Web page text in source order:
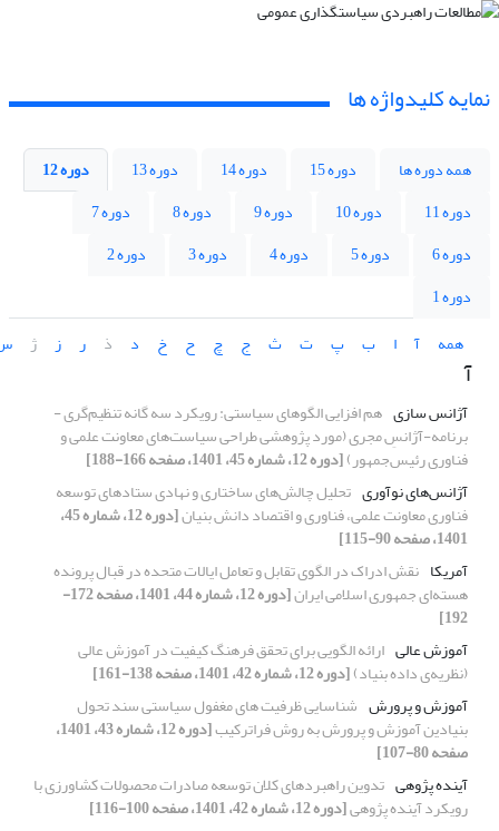
نمایه کلیدواژه ها
همه دوره ها دوره 15 دوره 14 دوره 13
دوره 12
دوره 11
دوره 10 دوره 9 دوره 8
دوره 7
دوره 6
دوره 5 دوره 4 دوره 3
دوره 2
دوره 1
همه
آ ا ب پ ت ث ج چ ح خ د ذ ر ز ژ
آ
آژانس سازی هم افزایی الگوهای سیاستی: رویکرد سه گانه تنظیم‌گری -
برنامه-آژانسِ مجری (مورد پژوهشی طراحی سیاست‌های معاونت علمی و
فناوری رئیس‌جمهور)[دوره 12، شماره 45، 1401، صفحه 166-188]
آژانس‌های نوآوری تحلیل چالش‌های ساختاری و نهادی ستادهای توسعه
فناوری معاونت علمی، فناوری و اقتصاد دانش بنیان [دوره 12، شماره 45،
1401، صفحه 90-115]
آمریکا نقش ادراک در الگوی تقابل و تعامل ایالات متحده در قبال پرونده
هسته‌ای جمهوری اسلامی ایران [دوره 12، شماره 44، 1401، صفحه 172-
192]
آموزش عالی ارائه الگویی برای تحقق فرهنگ کیفیت در آموزش عالی
(نظریه‌ی داده بنیاد)[دوره 12، شماره 42، 1401، صفحه 138-161]
آموزش و پرورش شناسایی ظرفیت های مغفول سیاستی سند تحول
بنیادین آموزش و پرورش به روش فراترکیب [دوره 12، شماره 43، 1401،
صفحه 80-107]
آینده پژوهی تدوین راهبردهای کلان توسعه صادرات محصولات کشاورزی با
رویکرد آینده پژوهی[دوره 12، شماره 42، 1401، صفحه 100-116]